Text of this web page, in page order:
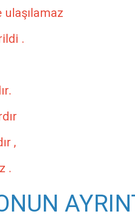
ulaşılamaz
.
,
.